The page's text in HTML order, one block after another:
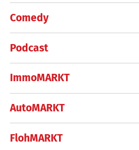
Comedy
Podcast
ImmoMARKT
AutoMARKT
FlohMARKT